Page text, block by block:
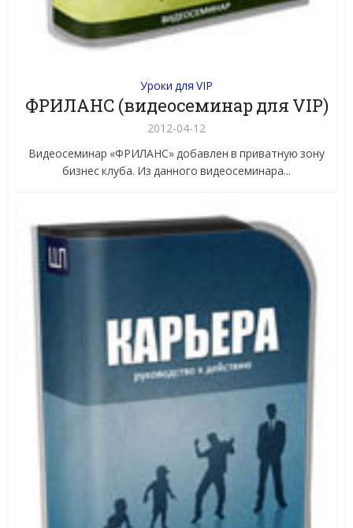
Уроки для VIP
ФРИЛАНС (видеосеминар для VIP)
2012-04-12
Видеосеминар «ФРИЛАНС» добавлен в приватную зону
бизнес клуба. Из данного видеосеминара...